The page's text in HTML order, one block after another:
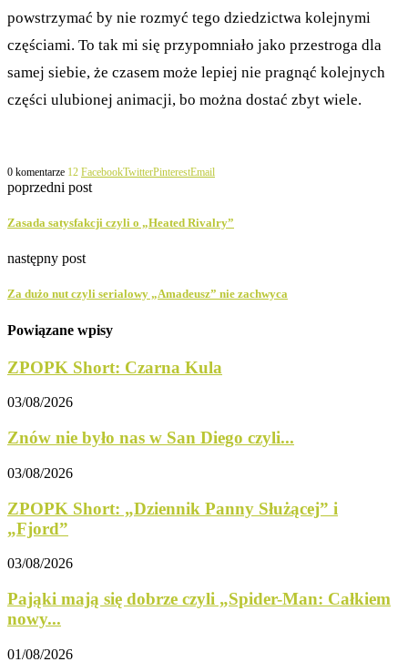
powstrzymać by nie rozmyć tego dziedzictwa kolejnymi
częściami. To tak mi się przypomniało jako przestroga dla
samej siebie, że czasem może lepiej nie pragnąć kolejnych
części ulubionej animacji, bo można dostać zbyt wiele.
0 komentarze 12 FacebookTwitterPinterestEmail
poprzedni post
Zasada satysfakcji czyli o „Heated Rivalry”
następny post
Za dużo nut czyli serialowy „Amadeusz” nie zachwyca
Powiązane wpisy
ZPOPK Short: Czarna Kula
03/08/2026
Znów nie było nas w San Diego czyli...
03/08/2026
ZPOPK Short: „Dziennik Panny Służącej” i
„Fjord”
03/08/2026
Pająki mają się dobrze czyli „Spider-Man: Całkiem
nowy...
01/08/2026